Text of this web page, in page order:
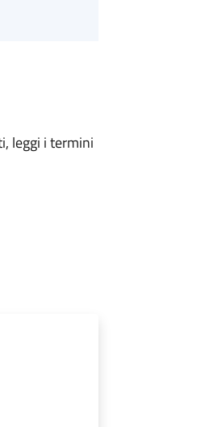
leggi i termini